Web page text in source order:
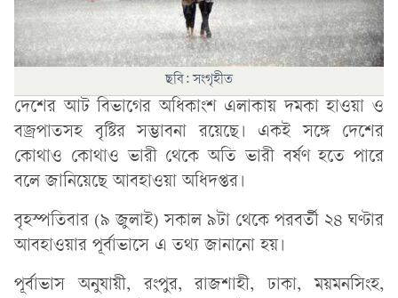
ছবি: সংগৃহীত
দেশের আট বিভাগের অধিকাংশ এলাকায় দমকা হাওয়া ও
বজ্রপাতসহ বৃষ্টির সম্ভাবনা রয়েছে। একই সঙ্গে দেশের
কোথাও কোথাও ভারী থেকে অতি ভারী বর্ষণ হতে পারে
বলে জানিয়েছে আবহাওয়া অধিদপ্তর।
বৃহস্পতিবার (৯ জুলাই) সকাল ৯টা থেকে পরবর্তী ২৪ ঘণ্টার
আবহাওয়ার পূর্বাভাসে এ তথ্য জানানো হয়।
পূর্বাভাস অনুযায়ী, রংপুর, রাজশাহী, ঢাকা, ময়মনসিংহ,